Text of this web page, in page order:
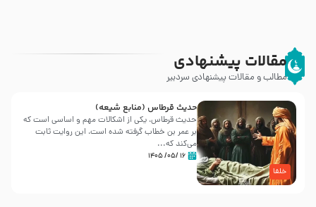
مقالات پیشنهادی
مطالب و مقالات پیشنهادی سردبیر
خلفا
حدیث قرطاس (منابع شیعه)
حدیث قرطاس، یکی از اشکالات مهم و اساسی است که
بر عمر بن خطاب گرفته شده است، این روایت ثابت
می‌کند که...
۱۶ /۰۵/ ۱۴۰۵